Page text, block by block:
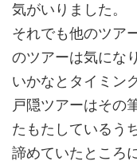
気がいりました。
それでも他のツア
のツアーは気にな
いかなとタイミン
戸隠ツアーはその
たもたしているう
諦めていたところ